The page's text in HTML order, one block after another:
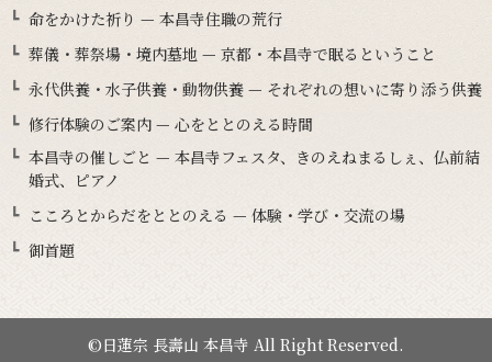
命をかけた祈り — 本昌寺住職の荒行
葬儀・葬祭場・境内墓地 — 京都・本昌寺で眠るということ
永代供養・水子供養・動物供養 — それぞれの想いに寄り添う供養
修行体験のご案内 — 心をととのえる時間
本昌寺の催しごと — 本昌寺フェスタ、きのえねまるしぇ、仏前結
婚式、ピアノ
こころとからだをととのえる — 体験・学び・交流の場
御首題
©日蓮宗 長壽山 本昌寺 All Right Reserved.